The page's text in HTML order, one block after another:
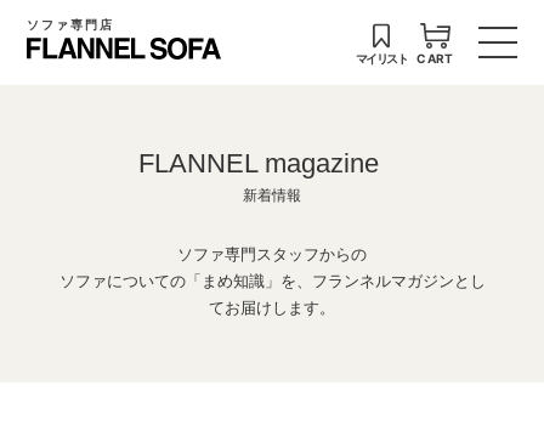
ソファ専門店
マイリスト CART
FLANNEL magazine
新着情報
ソファ専門スタッフからの
ソファについての「まめ知識」を、フランネルマガジンとし
てお届けします。